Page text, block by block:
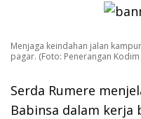
Menjaga keindahan jalan
pagar. (Foto: Penerangan
Serda Rumere
Babinsa dalam